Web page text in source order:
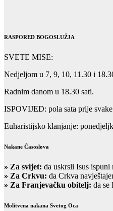
RASPORED BOGOSLUŽJA
SVETE MISE:
Nedjeljom u 7, 9, 10, 11.30 i
Radnim danom u 18.30 sati.
ISPOVIJED: pola sata prije
Euharistijsko klanjanje:
Nakane Časoslova
» Za svijet: da uskrsli Isus
» Za Crkvu: da Crkva
» Za Franjevačku obitelj: da se
Molitvena nakana Svetog Oca